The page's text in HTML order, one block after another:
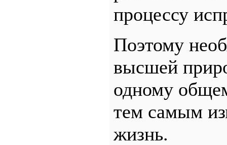
процессу
Поэтому
высшей
одному
тем самым
жизнь.